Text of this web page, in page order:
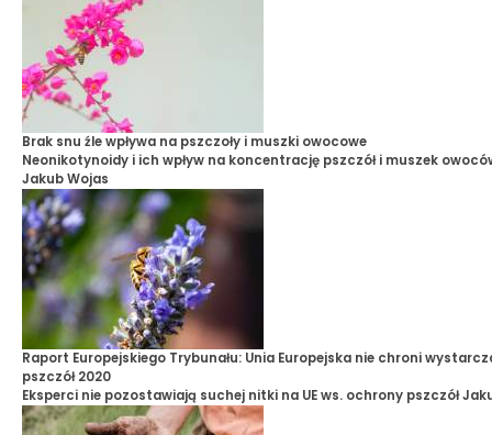
Brak snu źle wpływa na pszczoły i muszki owocowe
Neonikotynoidy i ich wpływ na koncentrację pszczół i muszek
Jakub Wojas
Raport Europejskiego Trybunału: Unia Europejska nie chroni
pszczół 2020
Eksperci nie pozostawiają suchej nitki na UE ws. ochrony pszczół